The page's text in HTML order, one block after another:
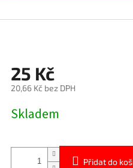
25 Kč
20,66 Kč bez DPH
cena:
Skladem
Přidat do